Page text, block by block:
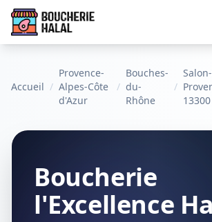
Accueil /
Provence-
Alpes-Côte
d'Azur
/
Bouches-
du-
Rhône
/
13300
Boucherie
l'Excellence